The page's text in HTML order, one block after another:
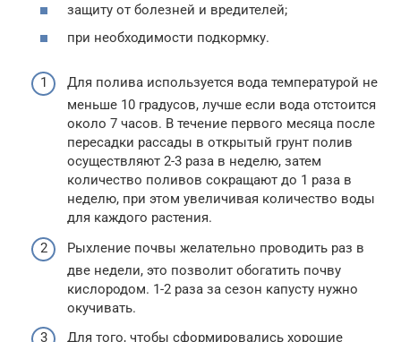
защиту от болезней и вредителей;
при необходимости подкормку.
Для полива используется вода температурой не
меньше 10 градусов, лучше если вода отстоится
около 7 часов. В течение первого месяца после
пересадки рассады в открытый грунт полив
осуществляют 2-3 раза в неделю, затем
количество поливов сокращают до 1 раза в
неделю, при этом увеличивая количество воды
для каждого растения.
Рыхление почвы желательно проводить раз в
две недели, это позволит обогатить почву
кислородом. 1-2 раза за сезон капусту нужно
окучивать.
Для того, чтобы сформировались хорошие